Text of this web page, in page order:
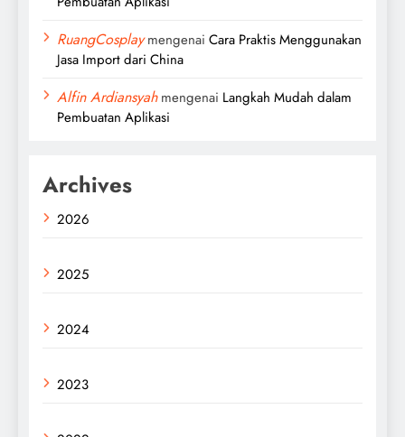
RuangCosplaymengenai Cara Praktis Menggunakan
Jasa Import dari China
Alfin Ardiansyahmengenai Langkah Mudah dalam
Pembuatan Aplikasi
Archives
2026
2025
2024
2023